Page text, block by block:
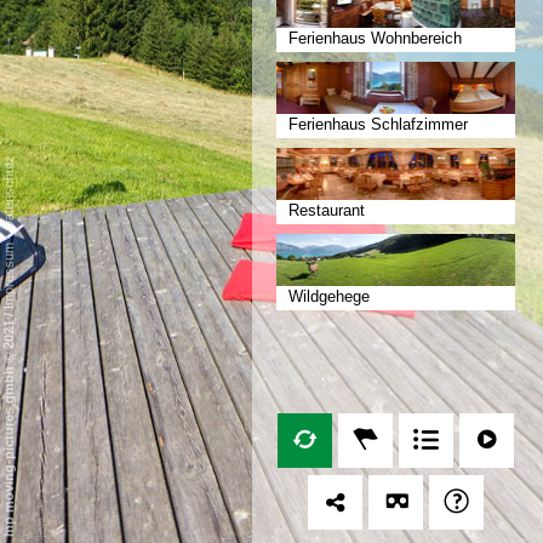
Ferienhaus Wohnbereich
Ferienhaus Schlafzimmer
Restaurant
Wildgehege
mp moving-pictures gmbh © 2021
/
Impressum
-
Datenschutz